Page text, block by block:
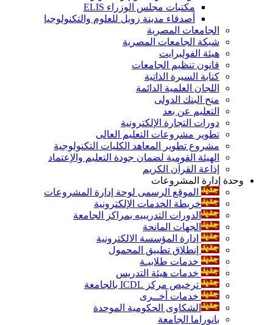
مكتبات مجلس الوزراء ELIS
أصدقاء مدينة زويل للعلوم والتكنولوجيا
الجامعات المصرية
شبكة الجامعات المصرية
هيئة الفولبرايت
قانون تنظيم الجامعات
كتابة السيرة الذاتية
اللجان العلمية الدائمة
منح البنك الدولى
التعليم عن بعد
دورات التجارة الإلكترونية
تطوير مشروعات التعليم العالى
مشروع تطوير المعاهد الكليات التكنولوجية
الهيئة القومية لضمان جودة التعليم والإعتماد
إذاعة القرآن الكريم
وحدة إدارة المشروعات
الموقع الرسمى لوحة إدارة المشروعات
خريطة الخدمات الإلكترونية
الدورات التدريبيه بمراكز الجامعة
الجهات المانحة
إدارة المؤسسة الالكترونية
إنطلاق تطبيق المحمول
خدمات طلابيـة
خدمات هيئة التدريس
ترخيص مركز ICDL بالجامعة
خدمات أخــرى
الشكاوى الحكومية الموحدة
بانوراما الجامعة